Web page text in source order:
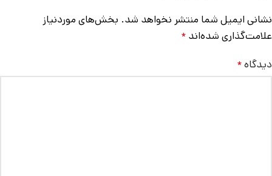
نشانی ایمیل شما منتشر نخواهد شد. بخش‌های موردنیاز
علامت‌گذاری شده‌اند *
دیدگاه*